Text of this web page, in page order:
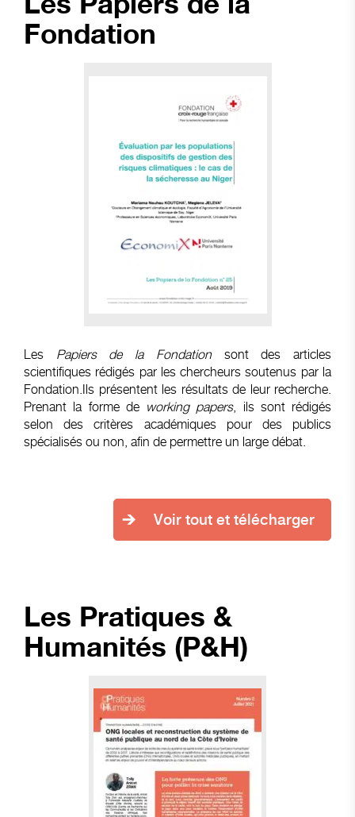
Fondation
Les Papiers de la Fondationsont des articles
scientifiques rédigés par les chercheurs soutenus par la
Fondation.Ils présentent les résultats de leur recherche.
Prenant la forme deworking papers, ils sont rédigés
selon des critères académiques pour des publics
spécialisés ou non, afin de permettre un large débat.
Voir tout et télécharger
Les Pratiques &
Humanités (P&H)